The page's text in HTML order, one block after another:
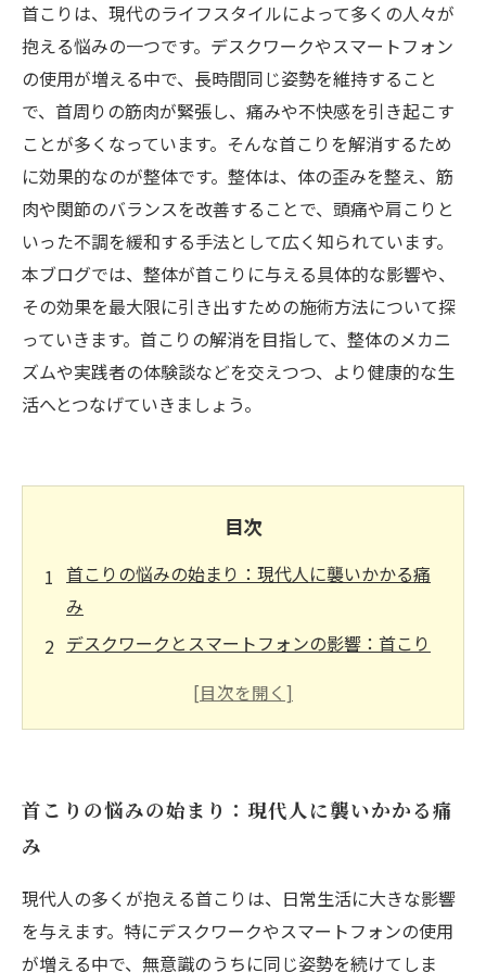
首こりは、現代のライフスタイルによって多くの人々が
抱える悩みの一つです。デスクワークやスマートフォン
の使用が増える中で、長時間同じ姿勢を維持すること
で、首周りの筋肉が緊張し、痛みや不快感を引き起こす
ことが多くなっています。そんな首こりを解消するため
に効果的なのが整体です。整体は、体の歪みを整え、筋
肉や関節のバランスを改善することで、頭痛や肩こりと
いった不調を緩和する手法として広く知られています。
本ブログでは、整体が首こりに与える具体的な影響や、
その効果を最大限に引き出すための施術方法について探
っていきます。首こりの解消を目指して、整体のメカニ
ズムや実践者の体験談などを交えつつ、より健康的な生
活へとつなげていきましょう。
目次
首こりの悩みの始まり：現代人に襲いかかる痛
み
デスクワークとスマートフォンの影響：首こり
整体の魅力：首こり解消への第一歩
健康的な生活へ向けた道のり：首こりと整体の
首こりの未来：整体で手に入れる痛みのない生
活
首こりの悩みの始まり：現代人に襲いかかる痛
み
現代人の多くが抱える首こりは、日常生活に大きな影響
を与えます。特にデスクワークやスマートフォンの使用
が増える中で、無意識のうちに同じ姿勢を続けてしま